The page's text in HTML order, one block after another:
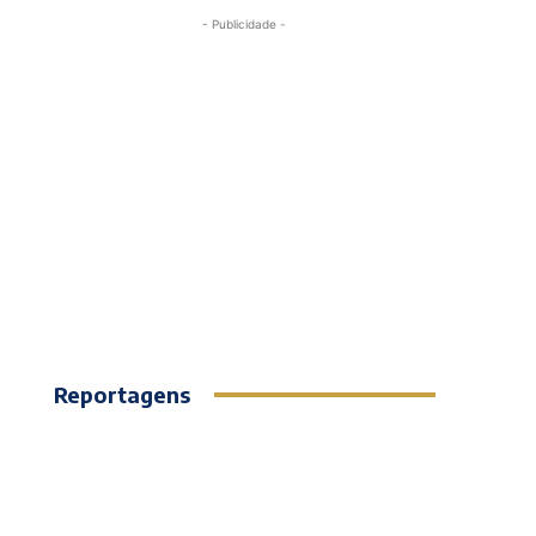
- Publicidade -
Reportagens